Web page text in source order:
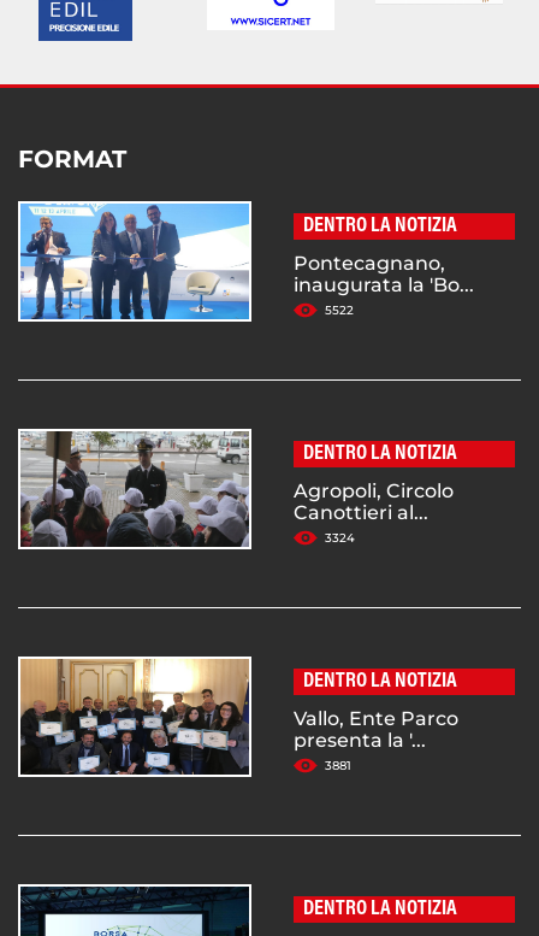
FORMAT
DENTRO LA NOTIZIA
Pontecagnano,
inaugurata la 'Bo...
5522
DENTRO LA NOTIZIA
Agropoli, Circolo
Canottieri al...
3324
DENTRO LA NOTIZIA
Vallo, Ente Parco
presenta la '...
3881
DENTRO LA NOTIZIA